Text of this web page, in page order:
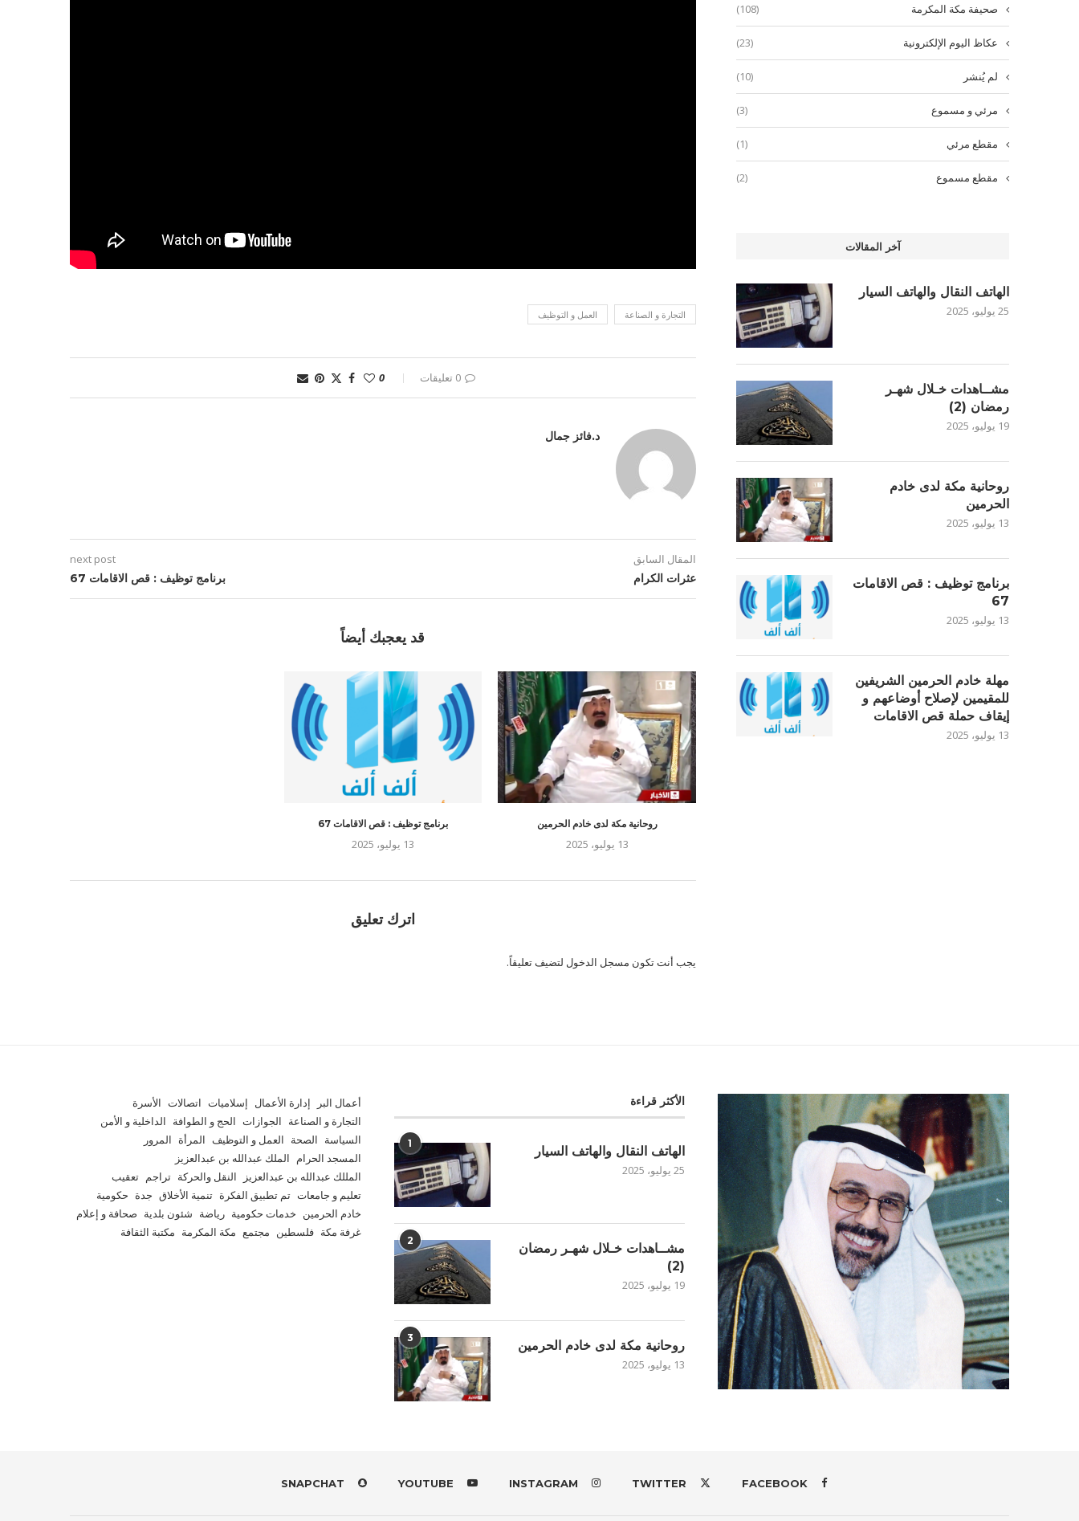
التجارة و الصناعة العمل و التوظيف
0 تعليقات 0
د.فائز جمال
المقال السابق
عثرات الكرام
next post
برنامج توظيف : قص الاقامات 67
قد يعجبك أيضاً
روحانية مكة لدى خادم الحرمين
13 يوليو، 2025
برنامج توظيف : قص الاقامات 67
13 يوليو، 2025
اترك تعليق
يجب أنت تكون مسجل الدخول لتضيف تعليقاً.
صحيفة مكة المكرمة (108)
عكاظ اليوم الإلكترونية (23)
لم يُنشر (10)
مرئي و مسموع (3)
مقطع مرئي (1)
مقطع مسموع (2)
آخر المقالات
الهاتف النقال والهاتف السيار
25 يوليو، 2025
مشــاهدات خـلال شهـر
رمضان (2)
19 يوليو، 2025
روحانية مكة لدى خادم
الحرمين
13 يوليو، 2025
برنامج توظيف : قص الاقامات
67
13 يوليو، 2025
مهلة خادم الحرمين الشريفين
للمقيمين لإصلاح أوضاعهم و
إيقاف حملة قص الاقامات
13 يوليو، 2025
الأكثر قراءة
1 الهاتف النقال والهاتف السيار
25 يوليو، 2025
2
مشــاهدات خـلال شهـر رمضان
(2)
19 يوليو، 2025
3 روحانية مكة لدى خادم الحرمين
13 يوليو، 2025
أعمال البر إدارة الأعمال إسلاميات اتصالات الأسرة
التجارة و الصناعة الجوازات الحج و الطوافة الداخلية و الأمن
السياسة الصحة العمل و التوظيف المرأة المرور
المسجد الحرام الملك عبدالله بن عبدالعزيز
المللك عبدالله بن عبدالعزيز
النقل والحركة تراجم تعقيب
تعليم و جامعات تم تطبيق الفكرة تنمية الأخلاق جدة حكومية
خادم الحرمين خدمات حكومية رياضة شئون بلدية صحافة و إعلام
غرفة مكة فلسطين مجتمع مكة المكرمة مكتبة الثقافة
FACEBOOK
TWITTER
INSTAGRAM
YOUTUBE
SNAPCHAT